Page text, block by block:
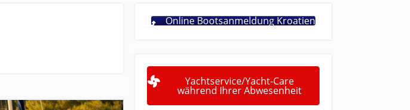
Online Bootsanmeldung Kroatien
Yachtservice/Yacht-Care
während Ihrer Abwesenheit